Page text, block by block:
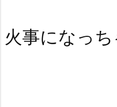
火事になっち